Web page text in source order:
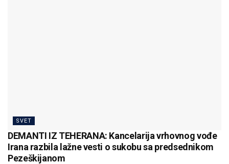
SVET
DEMANTI IZ TEHERANA: Kancelarija vrhovnog vođe
Irana razbila lažne vesti o sukobu sa predsednikom
Pezeškijanom